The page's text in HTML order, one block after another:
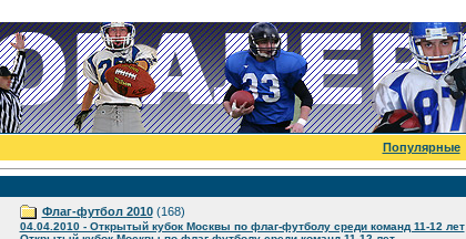
Популярные
Флаг-футбол 2010(168)
04.04.2010 - Открытый кубок Москвы по флаг-футболу среди команд 11-12 лет,